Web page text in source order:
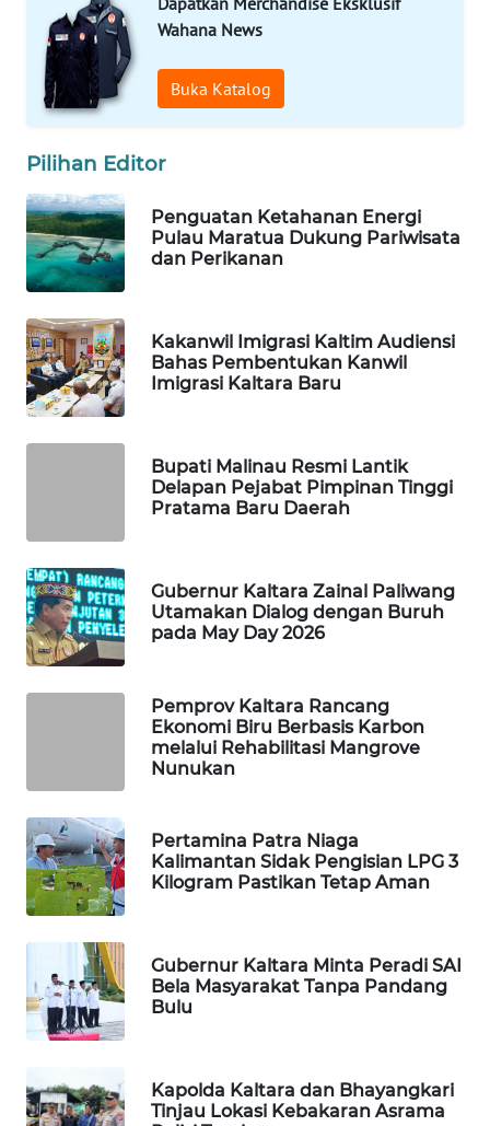
Wahana News
Buka Katalog
Pilihan Editor
Penguatan Ketahanan Energi
Pulau Maratua Dukung Pariwisata
dan Perikanan
Kakanwil Imigrasi Kaltim Audiensi
Bahas Pembentukan Kanwil
Imigrasi Kaltara Baru
Bupati Malinau Resmi Lantik
Delapan Pejabat Pimpinan Tinggi
Pratama Baru Daerah
Gubernur Kaltara Zainal Paliwang
Utamakan Dialog dengan Buruh
pada May Day 2026
Pemprov Kaltara Rancang
Ekonomi Biru Berbasis Karbon
melalui Rehabilitasi Mangrove
Nunukan
Pertamina Patra Niaga
Kalimantan Sidak Pengisian LPG 3
Kilogram Pastikan Tetap Aman
Gubernur Kaltara Minta Peradi SAI
Bela Masyarakat Tanpa Pandang
Bulu
Kapolda Kaltara dan Bhayangkari
Tinjau Lokasi Kebakaran Asrama
WAHANA
SPORT
WAHANA
UMKM
WAHANA
SELEB
WAHANA
WAHANA
OTOMOTIF
WISATA
LAPAK
WAHANA
KONSUMEN
LISTRIK
MASYARAKAT
KELISTRIKAN
WALINKI
ID
MAWAKA
MARTABAT